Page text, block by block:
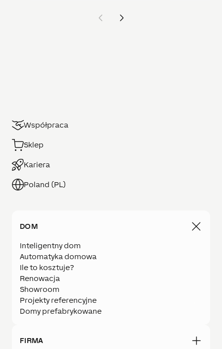
Współpraca
Sklep
Kariera
Poland (PL)
DOM
Inteligentny dom
Automatyka domowa
Ile to kosztuje?
Renowacja
Showroom
Projekty referencyjne
Domy prefabrykowane
FIRMA